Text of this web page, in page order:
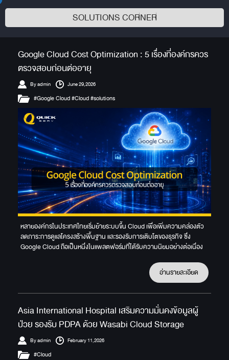
SOLUTIONS CORNER
Google Cloud Cost Optimization : 5 เรื่องที่องค์กรควร
ตรวจสอบก่อนต่ออายุ
By admin June 29,2026
#Google Cloud #Cloud #solutions
หลายองค์กรในประเทศไทยเริ่มย้ายระบบขึ้น Cloud เพื่อเพิ่มความคล่องตัว
ลดภาระการดูแลโครงสร้างพื้นฐาน และรองรับการเติบโตของธุรกิจ ซึ่ง
Google Cloud ถือเป็นหนึ่งในแพลตฟอร์มที่ได้รับความนิยมอย่างต่อเนื่อง
อ่านรายละเอียด
Asia International Hospital เสริมความมั่นคงข้อมูลผู้
ป่วย รองรับ PDPA ด้วย Wasabi Cloud Storage
By admin February 11,2026
#Cloud